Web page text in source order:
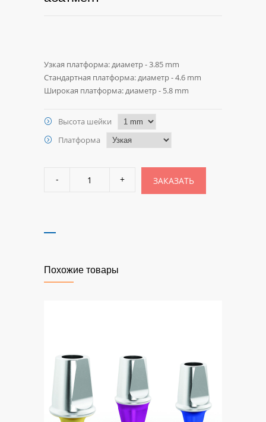
Узкая платформа: диаметр - 3.85 mm
Стандартная платформа: диаметр - 4.6 mm
Широкая платформа: диаметр - 5.8 mm
Высота шейки
Платформа
ЗАКАЗАТЬ
Похожие товары